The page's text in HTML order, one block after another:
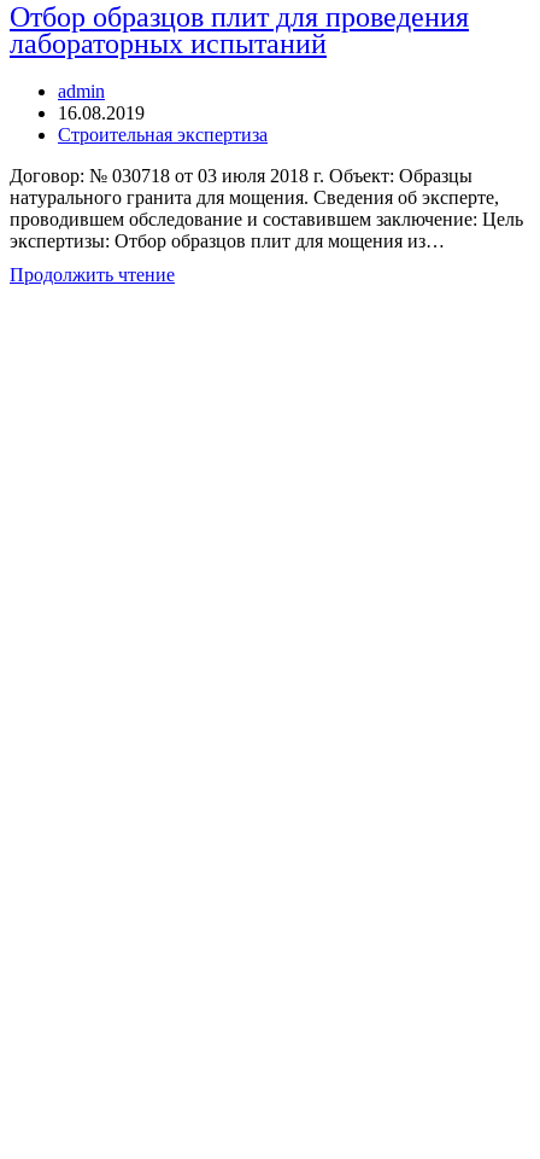
Отбор образцов плит для проведения
лабораторных испытаний
Автор
записи:
admin
Запись
опубликована:
16.08.2019
Рубрика
Строительная экспертиза
Договор: № 030718 от 03 июля 2018 г. Объект: Образцы
натурального гранита для мощения. Сведения об эксперте,
проводившем обследование и составившем заключение: Цель
экспертизы: Отбор образцов плит для мощения из…
Продолжить чтениеОтбор